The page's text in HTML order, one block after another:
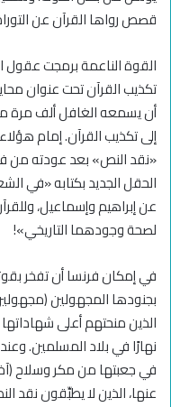
قصص رواها القرآن عن
القوة الناعمة برمجت عقول
تكذيب القرآن تحت عنوان
أن يسمعه الغافل ألف مرة
إلى تكذيب القرآن. إمام
«نقد النص» بعد عودته من
الحقل الجديد بكتابه «في
عن إبراهيم وإسماعيل،
لصحة وجودهما التاريخي»!
في إمكان فرنسا أن تفخر
بجنودها المجهولين
الذين منحتهم أعلى
نهارًا في بلاد المسلمين.
في جعبتها من مكر وسلاح
عنها، الذين لا يطبِّقون نقد